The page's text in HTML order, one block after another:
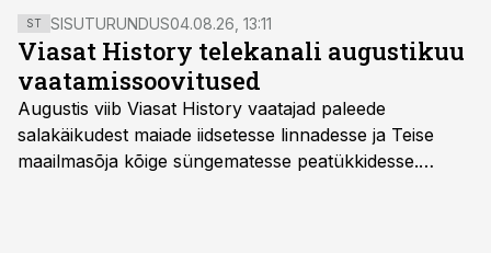
füüreri varjus seisnud ning haaravad nüüd võimalusest
laastatud riik üle võtta. Surmav võimumäng algab
1945. aasta aprillis.
ST SISUTURUNDUS04.08.26, 13:11
Viasat History telekanali augustikuu
vaatamissoovitused
Augustis viib Viasat History vaatajad paleede
salakäikudest maiade iidsetesse linnadesse ja Teise
maailmasõja kõige süngematesse peatükkidesse.